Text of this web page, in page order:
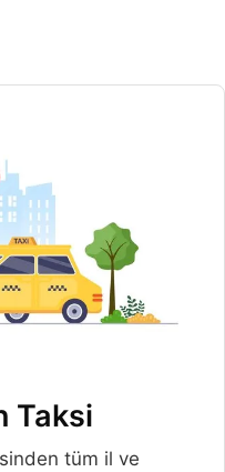
Taksi
tüm il ve